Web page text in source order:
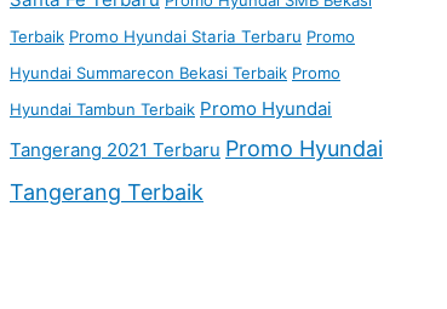
Terbaik Promo Hyundai Staria Terbaru Promo
Hyundai Summarecon Bekasi Terbaik Promo
Hyundai Tambun Terbaik Promo Hyundai
Tangerang 2021 Terbaru Promo Hyundai
Tangerang Terbaik